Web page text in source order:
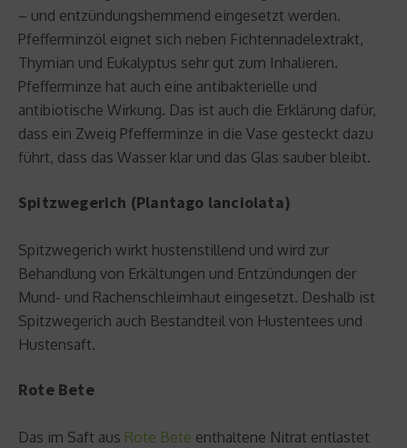
– und entzündungshemmend eingesetzt werden.
Pfefferminzöl eignet sich neben Fichtennadelextrakt,
Thymian und Eukalyptus sehr gut zum Inhalieren.
Pfefferminze hat auch eine antibakterielle und
antibiotische Wirkung. Das ist auch die Erklärung dafür,
dass ein Zweig Pfefferminze in die Vase gesteckt dazu
führt, dass das Wasser klar und das Glas sauber bleibt.
Spitzwegerich (Plantago lanciolata)
Spitzwegerich wirkt hustenstillend und wird zur
Behandlung von Erkältungen und Entzündungen der
Mund- und Rachenschleimhaut eingesetzt. Deshalb ist
Spitzwegerich auch Bestandteil von Hustentees und
Hustensaft.
Rote Bete
Das im Saft aus Rote Bete enthaltene Nitrat entlastet